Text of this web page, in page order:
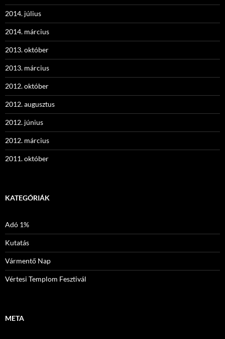
2014. július
2014. március
2013. október
2013. március
2012. október
2012. augusztus
2012. június
2012. március
2011. október
KATEGÓRIÁK
Adó 1%
Kutatás
Vármentő Nap
Vértesi Templom Fesztivál
META